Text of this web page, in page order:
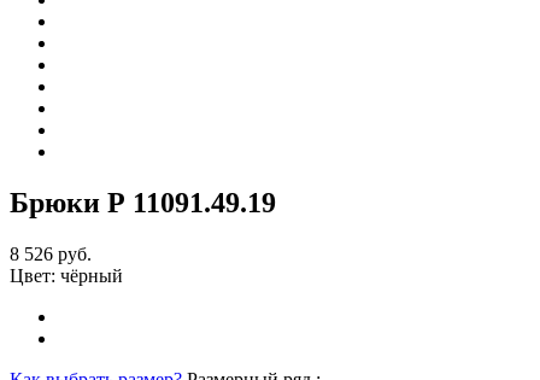
Брюки Р 11091.49.19
8 526 руб.
Цвет: чёрный